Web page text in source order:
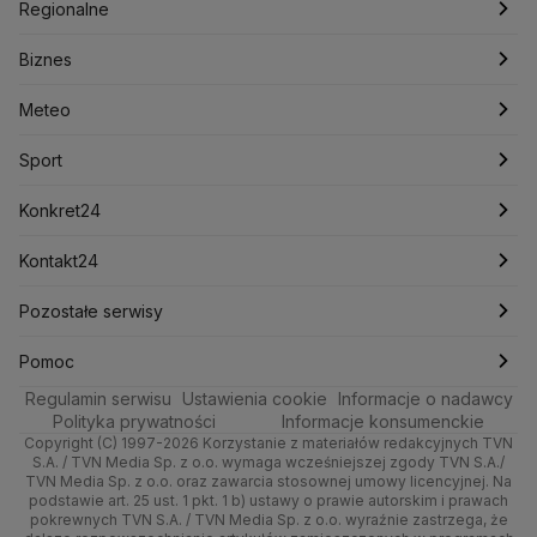
Kryptowaluty
Lotnisko Chopina
Mariusz Błaszczak
Mark Zuckerberg
Ministerstwo Aktywów Państwowych
Ministerstwo Infrastruktury
Ministerstwo Rolnictwa
Ministerstwo Rozwoju i Technologii
Ministerstwo Sportu i Turystyki
Ministerstwo Cyfryzacji
Ministerstwo Edukacji Narodowej
Ministerstwo Finansów
Polska
Biznes
Meteo
Sport
Zdrowie
Technologia
Quizy
Tematy
Filmy dokumentalne
Podcasty
Artykuły
Newslettery
Oglądaj Fakty
Fakty po Faktach
Fakty o Świecie
Ludzie Faktów
Regionalne
Warszawa
Łódź
Katowice
Kraków
Poznań
Trójmiasto
Kielce
Kujawsko-pomorskie
Lublin
Biznes
Najnowsze
Notowania
Pieniądze
Nieruchomości
Rynki
Dla firm
Handel
Ze świata
Tech
Meteo
Pogoda godzinowa
Pogoda długoterminowa
Pogoda na jutro
Pogoda na weekend
Najnowsze
Polska
Prognoza
Świat
Sport
Piłka Nożna
Tenis
Kolarstwo
Skoki Narciarskie
Sporty zimowe
Lekkoatletyka
Siatkówka
Konkret24
Najnowsze
Polska
Świat
Polityka
Zdrowie
Tech
Kontakt24
Najnowsze
Gorące Tematy
Wyślij zgłoszenie
Pozostałe serwisy
TVN
Dzień Dobry TVN
Uwaga TVN
HGTV
Pomoc
Centrum pomocy
Test zgodności
Oglądaj na TV
Regulamin serwisu Ustawienia cookie
Informacje o nadawcy
Polityka prywatności
Informacje konsumenckie
Copyright (C) 1997-2026 Korzystanie z materiałów redakcyjnych TVN
S.A. / TVN Media Sp. z o.o. wymaga wcześniejszej zgody TVN S.A./
TVN Media Sp. z o.o. oraz zawarcia stosownej umowy licencyjnej. Na
podstawie art. 25 ust. 1 pkt. 1 b) ustawy o prawie autorskim i prawach
pokrewnych TVN S.A. / TVN Media Sp. z o.o. wyraźnie zastrzega, że